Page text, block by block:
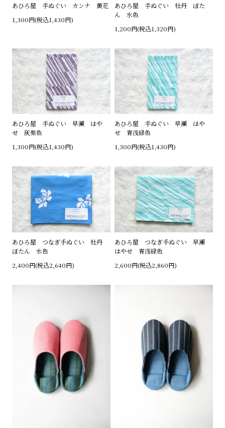
あひろ屋 手ぬぐい カンナ 黄花
1,300円(税込1,430円)
あひろ屋 手ぬぐい 牡丹 ぼた
ん 水色
1,200円(税込1,320円)
あひろ屋 手ぬぐい 早瀬 はや
せ 灰紫色
1,300円(税込1,430円)
あひろ屋 手ぬぐい 早瀬 はや
せ 青浅緑色
1,300円(税込1,430円)
あひろ屋 つなぎ手ぬぐい 牡丹
ぼたん 水色
2,400円(税込2,640円)
あひろ屋 つなぎ手ぬぐい 早瀬
はやせ 青浅緑色
2,600円(税込2,860円)